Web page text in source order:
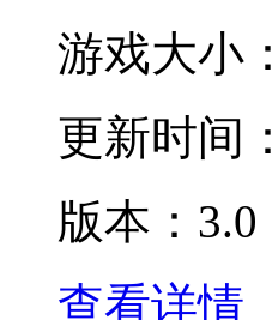
游戏大小：
更新时间：
版本：3.0
查看详情